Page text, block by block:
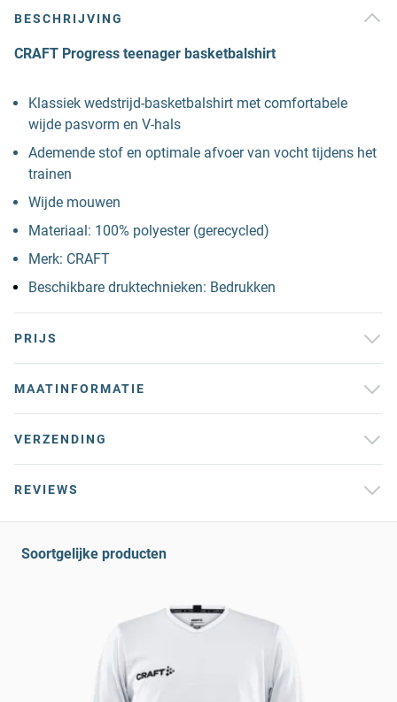
BESCHRIJVING
CRAFT Progress teenager basketbalshirt
Klassiek wedstrijd-basketbalshirt met comfortabele
wijde pasvorm en V-hals
Ademende stof en optimale afvoer van vocht tijdens het
trainen
Wijde mouwen
Materiaal: 100% polyester (gerecycled)
Merk: CRAFT
Beschikbare druktechnieken: Bedrukken
PRIJS
MAATINFORMATIE
VERZENDING
REVIEWS
Soortgelijke producten